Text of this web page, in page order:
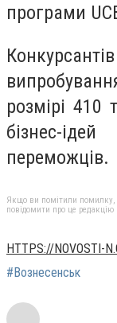
програми
розмірі 410
бізнес-
переможців.
Якщо ви помітили помилку,
повідомити про це редакцію
HTTPS://NOVOSTI-
#Вознесенськ